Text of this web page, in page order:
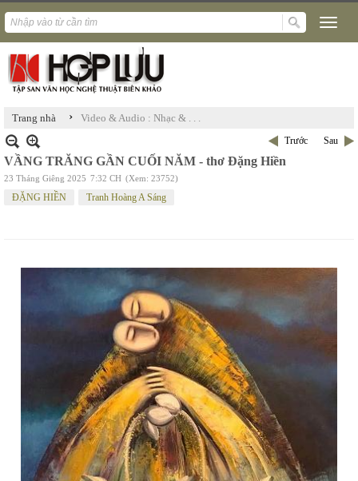
Trang nhà › Video & Audio : Nhạc & . . .
Trước Sau
VẦNG TRĂNG GẦN CUỐI NĂM - thơ Đặng Hiền
23 Tháng Giêng 2025 7:32 CH (Xem: 23752)
ĐẶNG HIỀN Tranh Hoàng A Sáng